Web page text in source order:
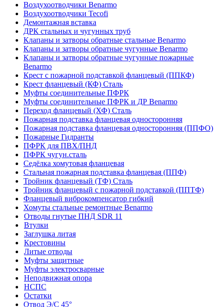
Воздухоотводчики Benarmo
Воздухоотводчики Tecofi
Демонтажная вставка
ДРК стальных и чугунных труб
Клапаны и затворы обратные стальные Benarmo
Клапаны и затворы обратные чугунные Benarmo
Клапаны и затворы обратные чугунные пожарные
Benarmo
Крест с пожарной подставкой фланцевый (ППКФ)
Крест фланцевый (КФ) Сталь
Муфты соединительные ПФРК
Муфты соединительные ПФРК и ДР Benarmo
Переход фланцевый (ХФ) Сталь
Пожарная подставка фланцевая односторонняя
Пожарная подставка фланцевая односторонняя (ППФО)
Пожарные Гидранты
ПФРК для ПВХ/ПНД
ПФРК чугун.сталь
Седёлка хомутовая фланцевая
Стальная пожарная подставка фланцевая (ППФ)
Тройник фланцевый (ТФ) Сталь
Тройник фланцевый с пожарной подставкой (ППТФ)
Фланцевый виброкомпенсатор гибкий
Хомуты стальные ремонтные Benarmo
Отводы гнутые ПНД SDR 11
Втулки
Заглушка литая
Крестовины
Литые отводы
Муфты защитные
Муфты электросварные
Неподвижная опора
НСПС
Остатки
Отвод Э/С 45°